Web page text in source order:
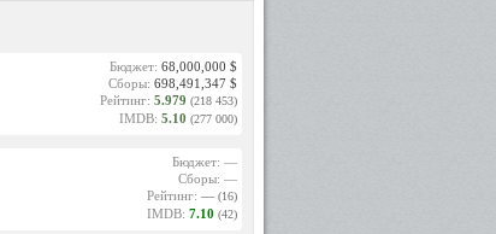
Бюджет: 68,000,000 $
Сборы: 698,491,347 $
Рейтинг: 5.979 (218 453)
IMDB: 5.10 (277 000)
Бюджет: —
Сборы: —
Рейтинг: — (16)
IMDB: 7.10 (42)